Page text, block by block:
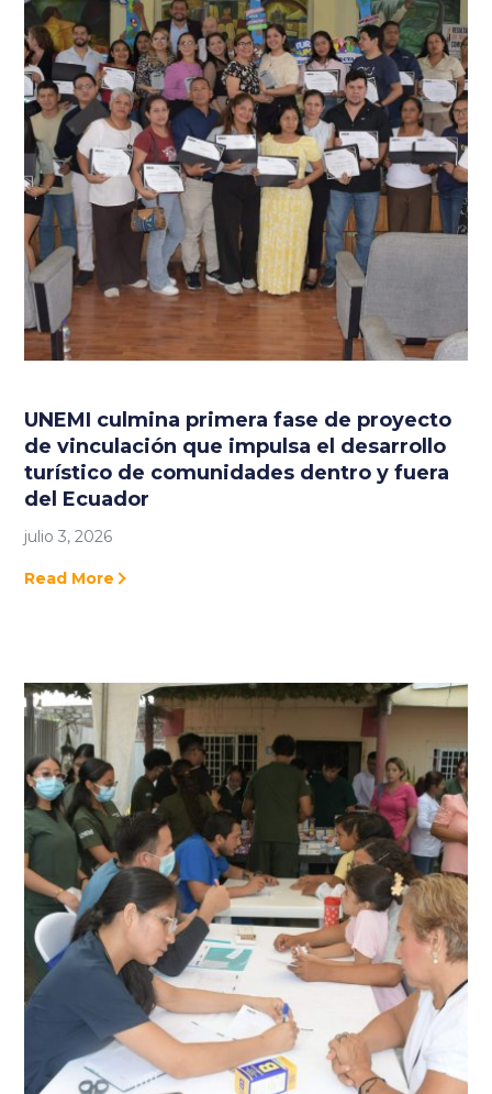
UNEMI culmina primera fase de proyecto
de vinculación que impulsa el desarrollo
turístico de comunidades dentro y fuera
del Ecuador
julio 3, 2026
Read More